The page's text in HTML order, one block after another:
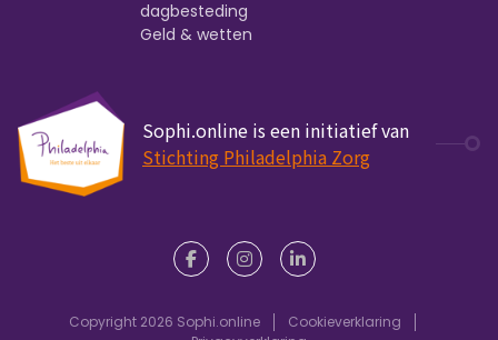
dagbesteding
Geld & wetten
Sophi.online is een initiatief van
Stichting Philadelphia Zorg
Copyright 2026 Sophi.online
Cookieverklaring